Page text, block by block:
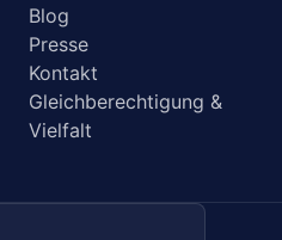
Blog
Presse
Kontakt
Gleichberechtigung &
Vielfalt